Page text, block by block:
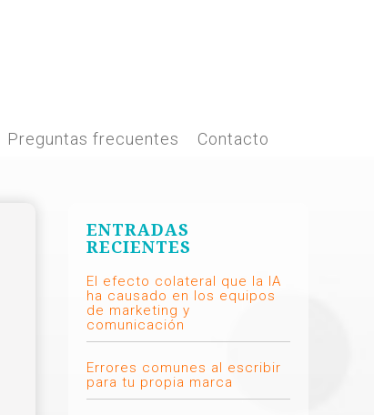
Preguntas frecuentes Contacto
ENTRADAS
RECIENTES
El efecto colateral que la IA
ha causado en los equipos
de marketing y
comunicación
Errores comunes al escribir
para tu propia marca